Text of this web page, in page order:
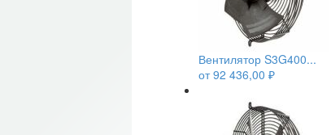
Вентилятор S3G400...
от92 436,00 ₽